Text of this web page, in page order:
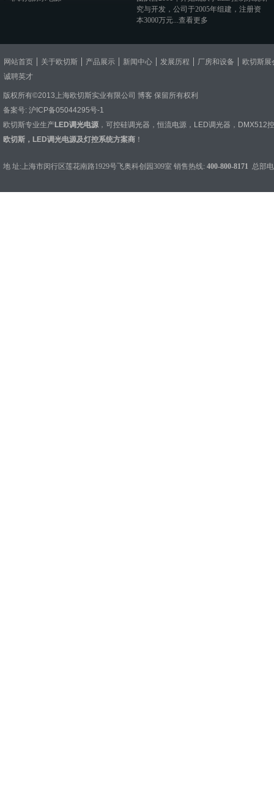
究与开发，公司于2005年组建，注册资
本3000万元...查看更多
网站首页 关于欧切斯 产品展示 新闻中心 发展历程 厂房和设备
欧切斯展
诚聘英才
版权所有©2013上海欧切斯实业有限公司 博客 保留所有权利
备案号: 沪ICP备05044295号-1
欧切斯专业生产LED调光电源 ， 可控硅调光器 ， 恒流电源 ， LED调光器 ， DMX512
欧切斯，LED调光电源及灯控系统方案商 ！
地 址:上海市闵行区莲花南路1929号飞奥科创园309室 销售热线: 400-800-8171 总部